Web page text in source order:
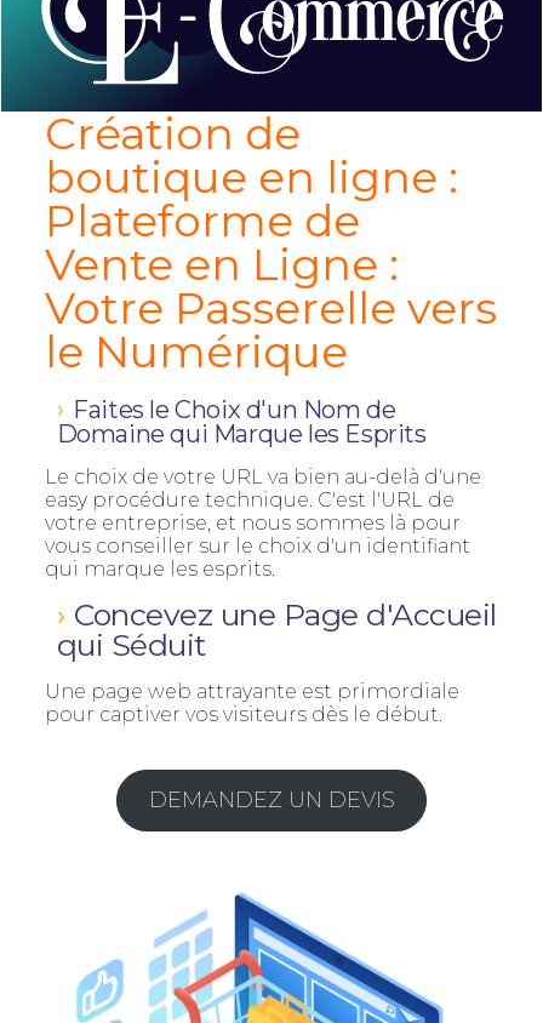
Création de
boutique en ligne :
Plateforme de
Vente en Ligne :
Votre Passerelle vers
le Numérique
Faites le Choix d'un Nom de
Domaine qui Marque les Esprits
Le choix de votre URL va bien au-delà d'une
easy procédure technique. C'est l'URL de
votre entreprise, et nous sommes là pour
vous conseiller sur le choix d'un identifiant
qui marque les esprits.
Concevez une Page d'Accueil
qui Séduit
Une page web attrayante est primordiale
pour captiver vos visiteurs dès le début.
DEMANDEZ UN DEVIS